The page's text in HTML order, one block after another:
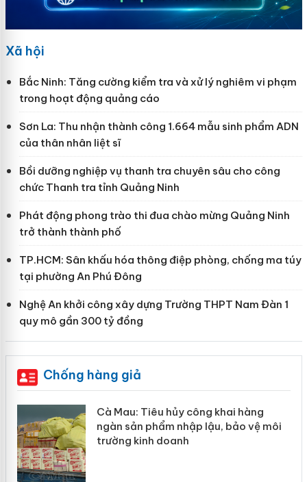
Xã hội
Bắc Ninh: Tăng cường kiểm tra và xử lý nghiêm vi phạm
trong hoạt động quảng cáo
Sơn La: Thu nhận thành công 1.664 mẫu sinh phẩm ADN
của thân nhân liệt sĩ
Bồi dưỡng nghiệp vụ thanh tra chuyên sâu cho công
chức Thanh tra tỉnh Quảng Ninh
Phát động phong trào thi đua chào mừng Quảng Ninh
trở thành thành phố
TP.HCM: Sân khấu hóa thông điệp phòng, chống ma túy
tại phường An Phú Đông
Nghệ An khởi công xây dựng Trường THPT Nam Đàn 1
quy mô gần 300 tỷ đồng
Chống hàng giả
bảo vệ môi
Khẩn trương xác minh, xử lý
Slimaura Care x3 sử dụng
giả mạo